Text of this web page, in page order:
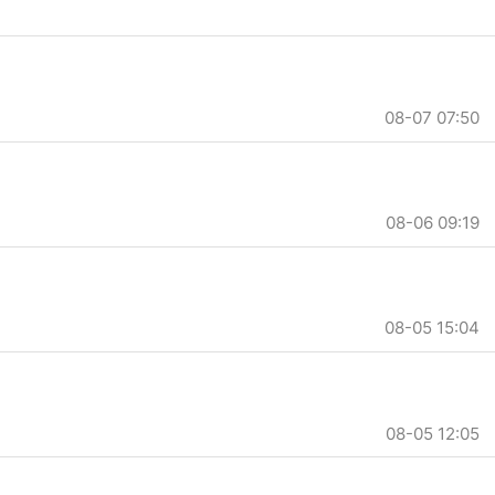
08-07 07:50
08-06 09:19
08-05 15:04
08-05 12:05